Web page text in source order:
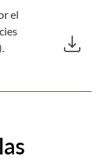
el
download